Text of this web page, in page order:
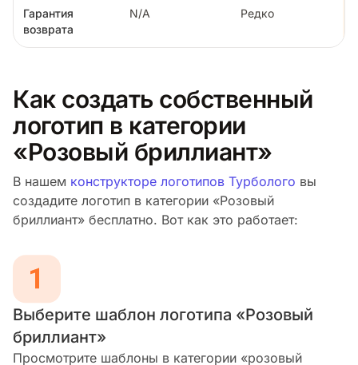
Гарантия
возврата
N/A Редко
Как создать собственный
логотип в категории
«Розовый бриллиант»
В нашем конструкторе логотипов Турболого вы
создадите логотип в категории «Розовый
бриллиант» бесплатно. Вот как это работает:
Выберите шаблон логотипа «Розовый
бриллиант»
Просмотрите шаблоны в категории «розовый